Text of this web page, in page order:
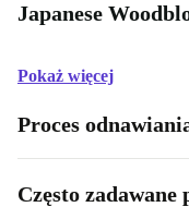
Japanese
Pokaż więcej
Proces
Często zadawane